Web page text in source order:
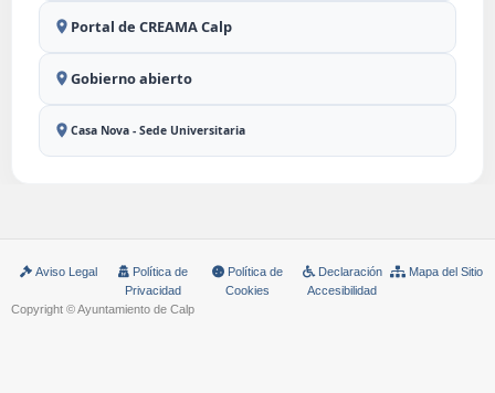
Portal de CREAMA Calp
Gobierno abierto
Casa Nova - Sede Universitaria
Aviso Legal
Política de
Privacidad
Política de
Cookies
Declaración
Accesibilidad
Mapa del Sitio
Copyright © Ayuntamiento de Calp